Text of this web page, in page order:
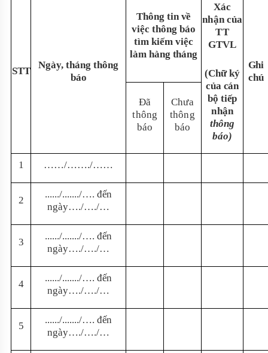
STT
Ngày, tháng thông
báo
Thông tinvề
việcthông báo
tìm kiếm việc
làm hàng tháng
Xác
nhận của
TT
GTVL
(Chữký
của cán
bộ tiếp
nhận
thông
báo)
Ghi
chú
Đã
thông
báo
Chưa
thông
báo
1 … …/… …./… …
2
....../......./…. đến
ngày…./…./…
3
....../......./…. đến
ngày…./…./…
4
....../......./…. đến
ngày…./…./…
5
....../......./…. đến
ngày…./…./…